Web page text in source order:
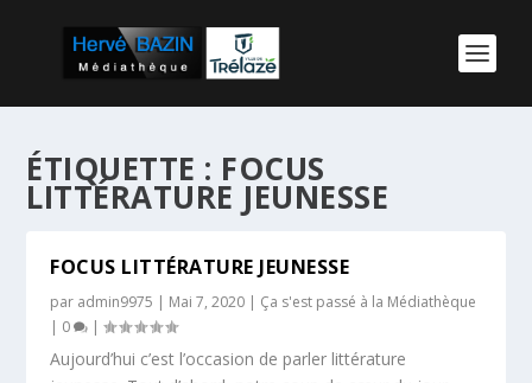
ÉTIQUETTE : FOCUS
LITTÉRATURE JEUNESSE
FOCUS LITTÉRATURE JEUNESSE
par admin9975 | Mai 7, 2020 | Ça s'est passé à la Médiathèque
| 0 |
Aujourd’hui c’est l’occasion de parler littérature